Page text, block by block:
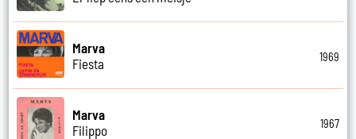
Marva
Fiesta
1969
Marva
Filippo
1967